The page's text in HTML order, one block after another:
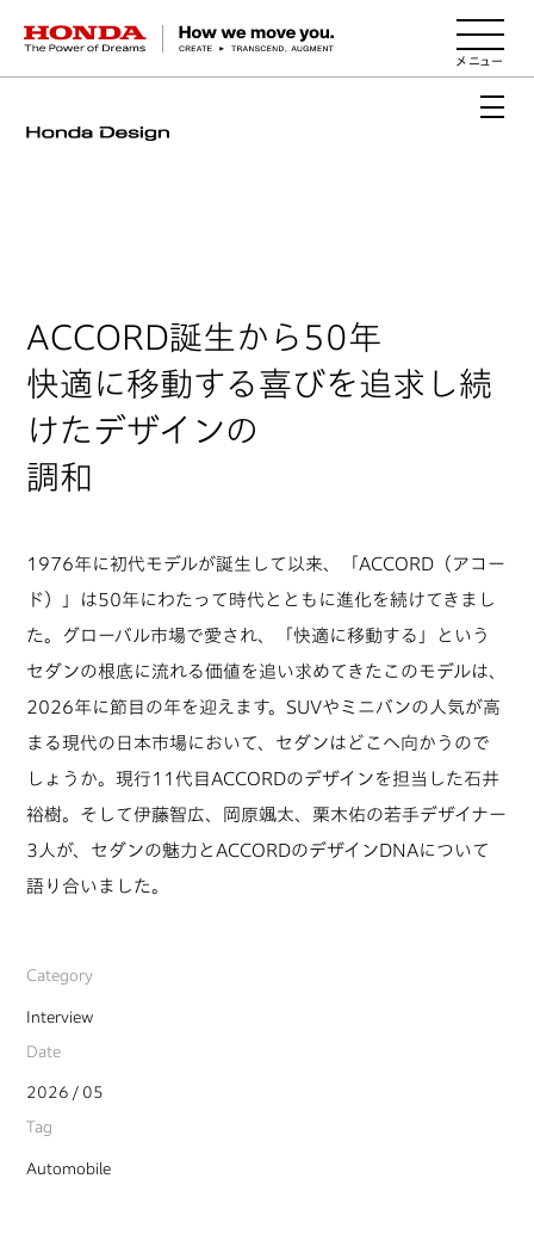
HONDA The Power of Dreams
ACCORD誕生から50年
快適に移動する喜びを追求し続
けたデザインの
調和
Category
Interview
Date
2026 / 05
Tag
Automobile
1976年に初代モデルが誕生して以来、「ACCORD（アコー
ド）」は50年にわたって時代とともに進化を続けてきまし
た。グローバル市場で愛され、「快適に移動する」という
セダンの根底に流れる価値を追い求めてきたこのモデルは、
2026年に節目の年を迎えます。SUVやミニバンの人気が高
まる現代の日本市場において、セダンはどこへ向かうので
しょうか。現行11代目ACCORDのデザインを担当した石井
裕樹。そして伊藤智広、岡原颯太、栗木佑の若手デザイナー
3人が、セダンの魅力とACCORDのデザインDNAについて
語り合いました。